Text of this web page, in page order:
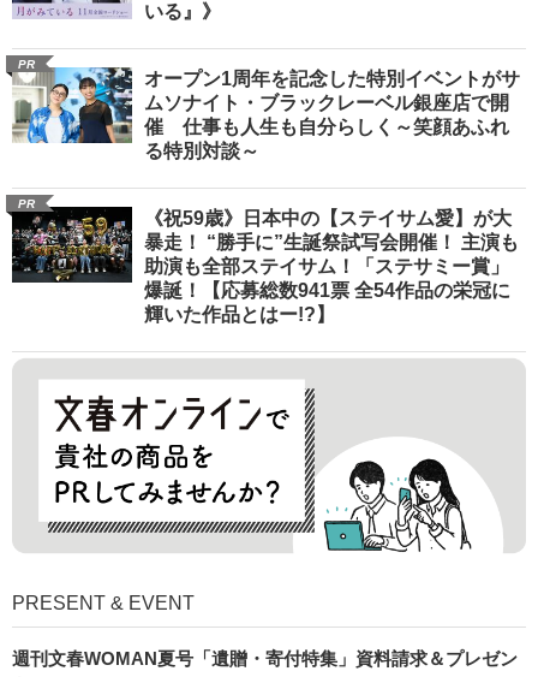
いる』》
PR
オープン1周年を記念した特別イベントがサ
ムソナイト・ブラックレーベル銀座店で開
催 仕事も人生も自分らしく～笑顔あふれ
る特別対談～
PR
《祝59歳》日本中の【ステイサム愛】が大
暴走！ “勝手に”生誕祭試写会開催！ 主演も
助演も全部ステイサム！「ステサミー賞」
爆誕！【応募総数941票 全54作品の栄冠に
輝いた作品とはー!?】
PRESENT & EVENT
週刊文春WOMAN夏号「遺贈・寄付特集」資料請求＆プレゼン